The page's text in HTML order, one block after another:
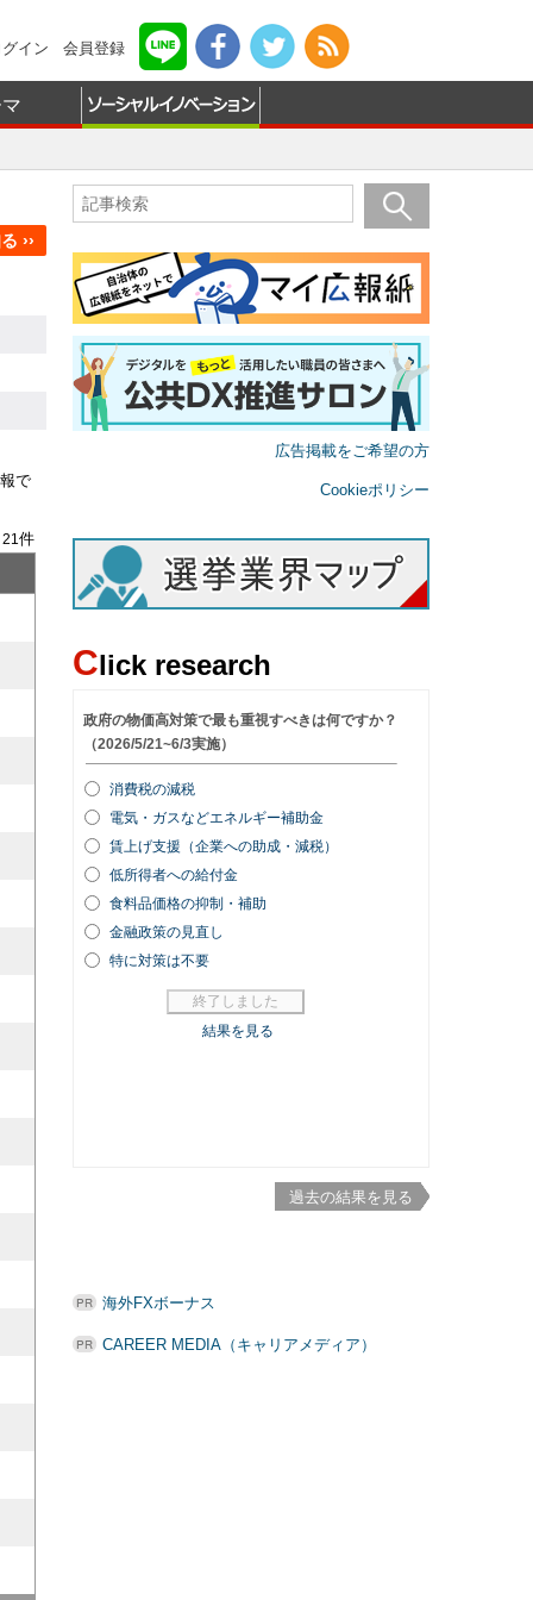
グイン 会員登録
››
で
21件
広告掲載をご希望の方
Cookieポリシー
Click research
過去の結果を見る
海外FXボーナス
CAREER MEDIA（キャリアメディア）